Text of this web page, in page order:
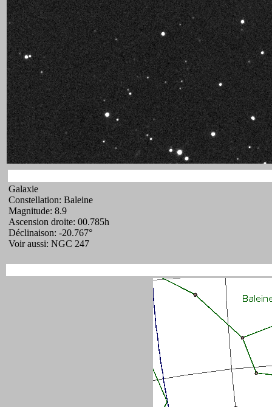
Galaxie
Constellation: Baleine
Magnitude: 8.9
Ascension droite: 00.785h
Déclinaison: -20.767°
Voir aussi: NGC 247